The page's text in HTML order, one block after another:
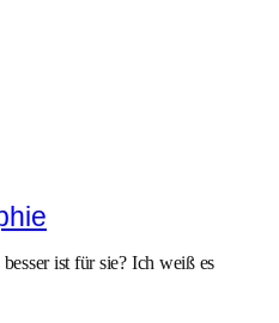
ist für sie? Ich weiß es